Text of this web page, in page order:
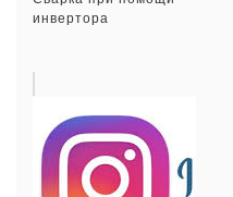
инвертора